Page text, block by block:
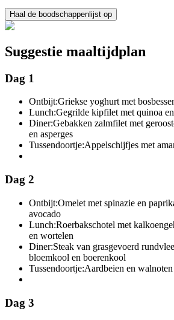
Haal de boodschappenlijst op
Suggestie maaltijdplan
Dag 1
Ontbijt:Griekse yoghurt met
Lunch:Gegrilde kipfilet met quinoa
Diner:Gebakken zalmfilet met
en asperges
Tussendoortje:Appelschijfjes met
Dag 2
Ontbijt:Omelet met spinazie en
avocado
Lunch:Roerbakschotel met
en wortelen
Diner:Steak van grasgevoerd
bloemkool en boerenkool
Tussendoortje:Aardbeien en walnoten
Dag 3